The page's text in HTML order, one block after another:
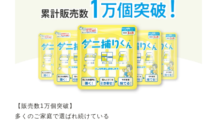
【販売数1万個突破】
多くのご家庭で選ばれ続けている